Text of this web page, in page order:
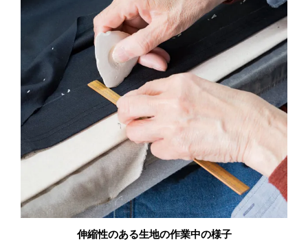
伸縮性のある生地の作業中の様子